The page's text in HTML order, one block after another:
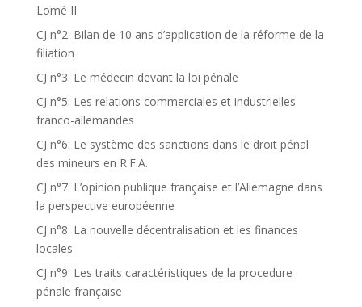
Lomé II
CJ n°2: Bilan de 10 ans d’application de la réforme de la
filiation
CJ n°3: Le médecin devant la loi pénale
CJ n°5: Les relations commerciales et industrielles
franco-allemandes
CJ n°6: Le système des sanctions dans le droit pénal
des mineurs en R.F.A.
CJ n°7: L’opinion publique française et l’Allemagne dans
la perspective européenne
CJ n°8: La nouvelle décentralisation et les finances
locales
CJ n°9: Les traits caractéristiques de la procedure
pénale française